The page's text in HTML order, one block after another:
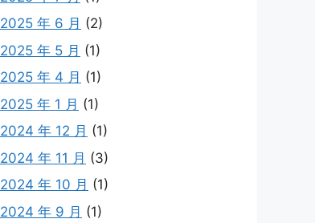
2025 年 6 月 (2)
2025 年 5 月 (1)
2025 年 4 月 (1)
2025 年 1 月 (1)
2024 年 12 月 (1)
2024 年 11 月 (3)
2024 年 10 月 (1)
2024 年 9 月 (1)